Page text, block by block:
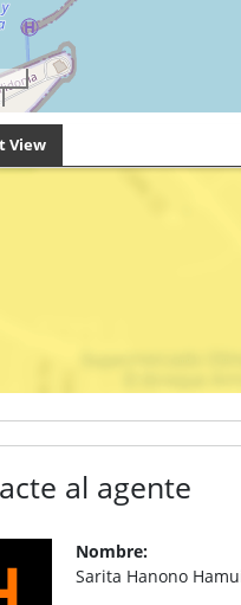
View
al agente
Nombre:
Sarita Hanono